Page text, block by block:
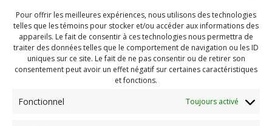
Pour offrir les meilleures expériences, nous utilisons des technologies
telles que les témoins pour stocker et/ou accéder aux informations des
appareils. Le fait de consentir à ces technologies nous permettra de
traiter des données telles que le comportement de navigation ou les ID
uniques sur ce site. Le fait de ne pas consentir ou de retirer son
consentement peut avoir un effet négatif sur certaines caractéristiques
et fonctions.
Fonctionnel Toujours activé